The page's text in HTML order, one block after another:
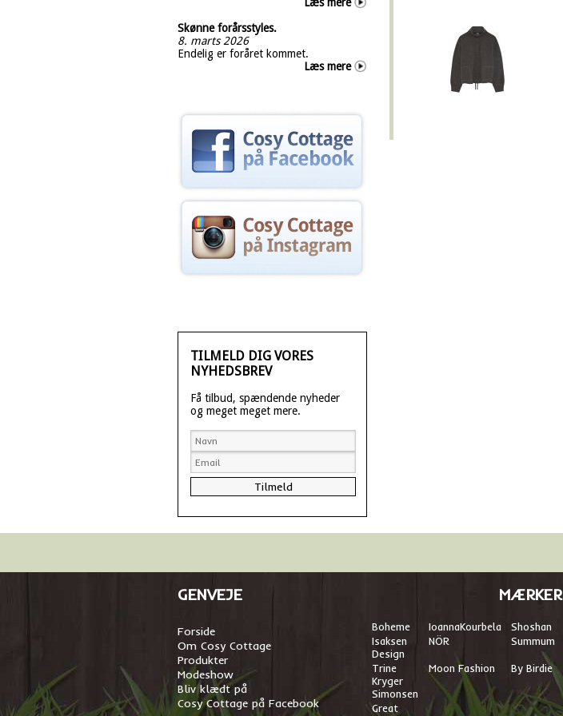
Skønne forårsstyles.
8. marts 2026
Endelig er foråret kommet.
Læs mere
TILMELD DIG VORES
NYHEDSBREV
Få tilbud, spændende nyheder
og meget meget mere.
GENVEJE
Forside
Om Cosy Cottage
Produkter
Modeshow
Bliv klædt på
Cosy Cottage på Facebook
MÆRKER
Boheme IoannaKourbela Shoshan
Isaksen
Design
NÖR Summum
Trine
Kryger
Simonsen
Moon Fashion By Birdie
Great